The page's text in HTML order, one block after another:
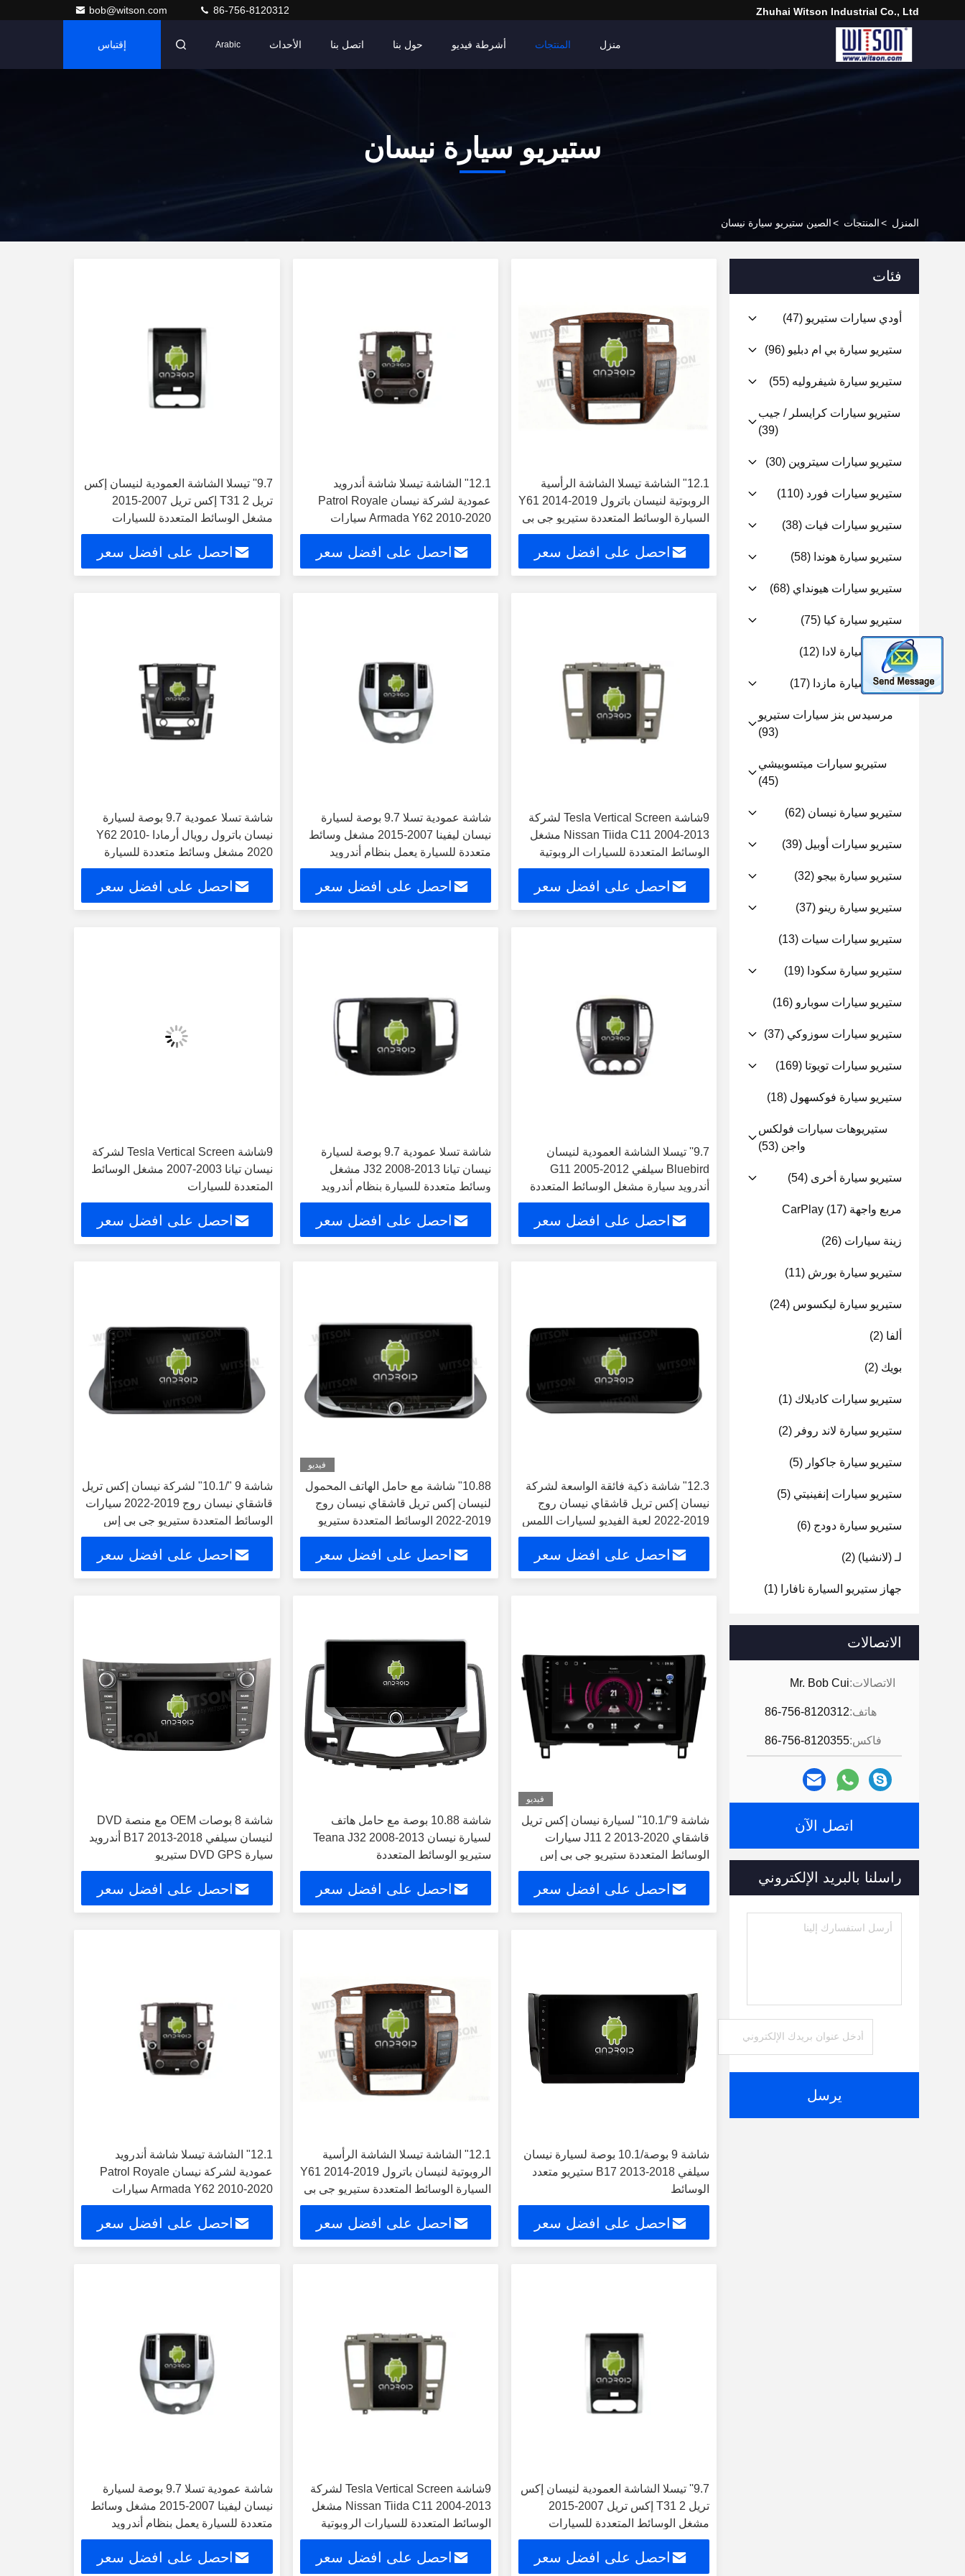
Zhuhai Witson Industrial Co., Ltd
bob@witson.com 86-756-8120312
منزل المنتجات أشرطة فيديو حول بنا اتصل بنا الأحداث Arabic إقتباس
ستيريو سيارة نيسان
المنزل >المنتجات >الصين ستيريو سيارة نيسان
فئات
أودي سيارات ستيريو (47)
ستيريو سيارة بي ام دبليو (96)
ستيريو سيارة شيفروليه (55)
ستيريو سيارات كرايسلر / جيب
(39)
ستيريو سيارات سيتروين (30)
ستيريو سيارات فورد (110)
ستيريو سيارات فيات (38)
ستيريو سيارة هوندا (58)
ستيريو سيارات هيونداي (68)
ستيريو سيارة كيا (75)
ستيريو سيارة لادا (12)
ستيريو سيارة مازدا (17)
مرسيدس بنز سيارات ستيريو
(93)
ستيريو سيارات ميتسوبيشي
(45)
ستيريو سيارة نيسان (62)
ستيريو سيارات أوبيل (39)
ستيريو سيارة بيجو (32)
ستيريو سيارة رينو (37)
ستيريو سيارات سيات (13)
ستيريو سيارة سكودا (19)
ستيريو سيارات سوبارو (16)
ستيريو سيارات سوزوكي (37)
ستيريو سيارات تويوتا (169)
ستيريو سيارة فوكسهول (18)
ستيريوهات سيارات فولكس
واجن (53)
ستيريو سيارة أخرى (54)
مربع واجهة CarPlay (17)
زينة سيارات (26)
ستيريو سيارة بورش (11)
ستيريو سيارة ليكسوس (24)
ألفا (2)
بويك (2)
ستيريو سيارات كاديلاك (1)
ستيريو سيارة لاند روفر (2)
ستيريو سيارة جاكوار (5)
ستيريو سيارات إنفينيتي (5)
ستيريو سيارة دودج (6)
لـ (لانشيا) (2)
جهاز ستيريو السيارة نافارا (1)
الاتصالات
الاتصالات:Mr. Bob Cui
هاتف:86-756-8120312
فاكس:86-756-8120355
اتصل الآن
راسلنا بالبريد الإلكتروني
يرسل
12.1" الشاشة تيسلا الشاشة الرأسية
الروبوتية لنيسان باترول Y61 2014-2019
السيارة الوسائط المتعددة ستيريو جي بي
إس Carplay Player
احصل على افضل سعر
12.1" الشاشة تيسلا شاشة أندرويد
عمودية لشركة نيسان Patrol Royale
Armada Y62 2010-2020 سيارات
الوسائط المتعددة ستيريو جي بي إس
Carplay Playerاحصل على افضل سعر
9.7'' تيسلا الشاشة العمودية لنيسان إكس
تريل 2 T31 إكس تريل 2007-2015
مشغل الوسائط المتعددة للسيارات
الأندرويد
احصل على افضل سعر
9شاشة Tesla Vertical Screen لشركة
Nissan Tiida C11 2004-2013 مشغل
الوسائط المتعددة للسيارات الروبوتية
احصل على افضل سعر
شاشة عمودية تسلا 9.7 بوصة لسيارة
نيسان ليفينا 2007-2015 مشغل وسائط
متعددة للسيارة يعمل بنظام أندرويد
احصل على افضل سعر
شاشة تسلا عمودية 9.7 بوصة لسيارة
نيسان باترول رويال أرمادا Y62 2010-
2020 مشغل وسائط متعددة للسيارة
بنظام أندرويد
احصل على افضل سعر
9.7'' تيسلا الشاشة العمودية لنيسان
Bluebird سيلفي G11 2005-2012
أندرويد سيارة مشغل الوسائط المتعددة
احصل على افضل سعر
شاشة تسلا عمودية 9.7 بوصة لسيارة
نيسان تيانا J32 2008-2013 مشغل
وسائط متعددة للسيارة بنظام أندرويد
احصل على افضل سعر
9شاشة Tesla Vertical Screen لشركة
نيسان تيانا 2003-2007 مشغل الوسائط
المتعددة للسيارات
احصل على افضل سعر
12.3" شاشة ذكية فائقة الواسعة لشركة
نيسان إكس تريل قاشقاي نيسان روج
2019-2022 لعبة الفيديو لسيارات اللمس
QLED للاستريو المتعدد الوسائط
احصل على افضل سعر
فيديو
10.88" شاشة مع حامل الهاتف المحمول
لنيسان إكس تريل قاشقاي نيسان روج
2019-2022 الوسائط المتعددة ستيريو
جي بي إس CarPlay Player الوسائط
المتعددة ستيريو جي بي إس CarPlay
Player
احصل على افضل سعر
شاشة 9 "/10.1" لشركة نيسان إكس تريل
قاشقاي نيسان روج 2019-2022 سيارات
الوسائط المتعددة ستيريو جي بي إس
CarPlay Player
احصل على افضل سعر
فيديو
شاشة 9"/10.1" لسيارة نيسان إكس تريل
قاشقاي J11 2 2013-2020 سيارات
الوسائط المتعددة ستيريو جي بي إس
CarPlay Player
احصل على افضل سعر
شاشة 10.88 بوصة مع حامل هاتف
لسيارة نيسان Teana J32 2008-2013
ستيريو الوسائط المتعددة
احصل على افضل سعر
شاشة 8 بوصات OEM مع منصة DVD
لنيسان سيلفي B17 2013-2018 أندرويد
سيارة DVD GPS ستيريو
احصل على افضل سعر
شاشة 9 بوصة/10.1 بوصة لسيارة نيسان
سيلفي B17 2013-2018 ستيريو متعدد
الوسائط
احصل على افضل سعر
12.1" الشاشة تيسلا الشاشة الرأسية
الروبوتية لنيسان باترول Y61 2014-2019
السيارة الوسائط المتعددة ستيريو جي بي
إس Carplay Player
احصل على افضل سعر
12.1" الشاشة تيسلا شاشة أندرويد
عمودية لشركة نيسان Patrol Royale
Armada Y62 2010-2020 سيارات
الوسائط المتعددة ستيريو جي بي إس
Carplay Playerاحصل على افضل سعر
9.7'' تيسلا الشاشة العمودية لنيسان إكس
تريل 2 T31 إكس تريل 2007-2015
مشغل الوسائط المتعددة للسيارات
الأندرويد
احصل على افضل سعر
9شاشة Tesla Vertical Screen لشركة
Nissan Tiida C11 2004-2013 مشغل
الوسائط المتعددة للسيارات الروبوتية
احصل على افضل سعر
شاشة عمودية تسلا 9.7 بوصة لسيارة
نيسان ليفينا 2007-2015 مشغل وسائط
متعددة للسيارة يعمل بنظام أندرويد
احصل على افضل سعر